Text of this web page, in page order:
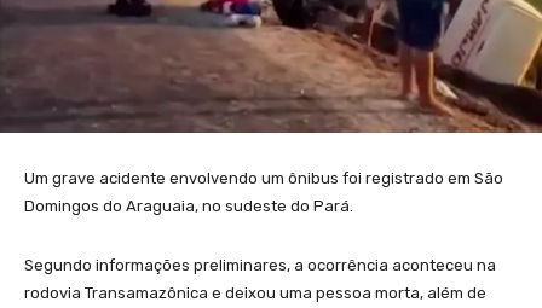
Um grave acidente envolvendo um ônibus foi registrado em São
Domingos do Araguaia, no sudeste do Pará.
Segundo informações preliminares, a ocorrência aconteceu na
rodovia Transamazônica e deixou uma pessoa morta, além de